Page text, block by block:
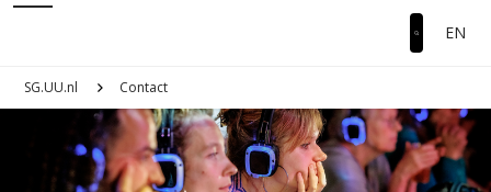
EN
SG.UU.nl Contact